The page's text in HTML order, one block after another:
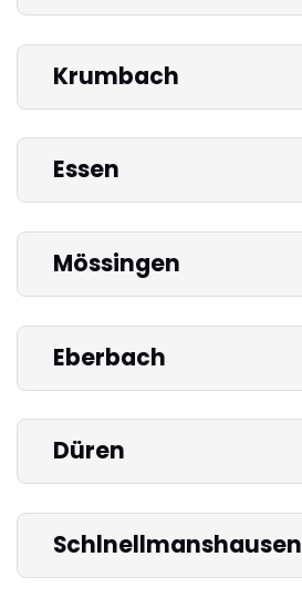
Krumbach
Essen
Mössingen
Eberbach
Düren
Schlnellmanshausen